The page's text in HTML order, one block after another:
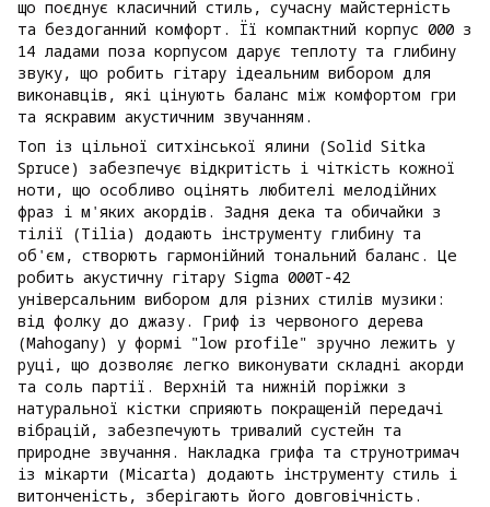
що поєднує класичний стиль, сучасну майстерність
та бездоганний комфорт. Її компактний корпус 000 з
14 ладами поза корпусом дарує теплоту та глибину
звуку, що робить гітару ідеальним вибором для
виконавців, які цінують баланс між комфортом гри
та яскравим акустичним звучанням.
Топ із цільної ситхінської ялини (Solid Sitka
Spruce) забезпечує відкритість і чіткість кожної
ноти, що особливо оцінять любителі мелодійних
фраз і м'яких акордів. Задня дека та обичайки з
тілії (Tilia) додають інструменту глибину та
об'єм, створють гармонійний тональний баланс. Це
робить акустичну гітару Sigma 000T-42
універсальним вибором для різних стилів музики:
від фолку до джазу. Гриф із червоного дерева
(Mahogany) у формі "low profile" зручно лежить у
руці, що дозволяє легко виконувати складні акорди
та соль партії. Верхній та нижній поріжки з
натуральної кістки сприяють покращеній передачі
вібрацій, забезпечують тривалий сустейн та
природне звучання. Накладка грифа та струнотримач
із мікарти (Micarta) додають інструменту стиль і
витонченість, зберігають його довговічність.